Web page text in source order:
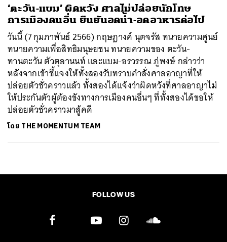
‘ตะวัน-แบม’ ผิดหวัง ศาลไม่ปล่อยนักโทษ
การเมืองคนอื่น ยืนยันอดน้ำ-อดอาหารต่อไป
วันนี้ (7 กุมภาพันธ์ 2566) กฤษฎางค์ นุตจรัส ทนายความศูนย์
ทนายความเพื่อสิทธิมนุษยชน ทนายความของ ตะวัน-
ทานตะวัน ตัวตุลานนท์ และแบม-อรวรรณ ภู่พงษ์ กล่าวว่า
หลังจากเข้าชี้แจงให้ทั้งสองรับทราบคำสั่งศาลอาญาที่ให้
ปล่อยตัวชั่วคราวแล้ว ทั้งสองได้แจ้งว่าผิดหวังที่ศาลอาญาไม่
ให้ประกันตัวผู้ต้องขังทางการเมืองคนอื่นๆ ที่ทั้งสองได้ขอให้
ปล่อยตัวชั่วคราวมาสู้คดี
โดย THE MOMENTUM TEAM
FOLLOW US